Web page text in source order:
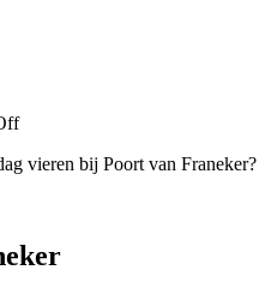
vieren bij Poort van